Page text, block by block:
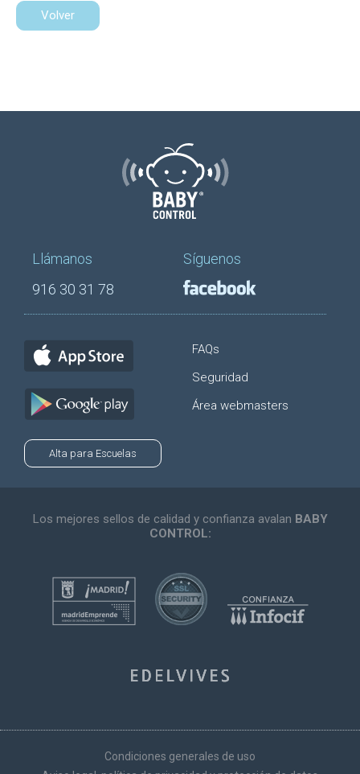
Volver
Llámanos
916 30 31 78
Síguenos
FAQs
Seguridad
Área webmasters
Alta para Escuelas
Los mejores sellos de calidad y confianza avalan BABY
CONTROL:
Condiciones generales de uso